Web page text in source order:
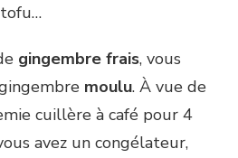
gingembre frais, vous
moulu. À vue de
cuillère à café pour 4
avez un congélateur,